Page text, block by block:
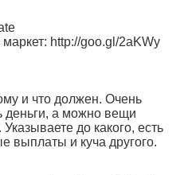
маркет: http://goo.gl/2aKWy
и что должен. Очень
деньги, а можно вещи
до какого, есть
выплаты и куча другого.